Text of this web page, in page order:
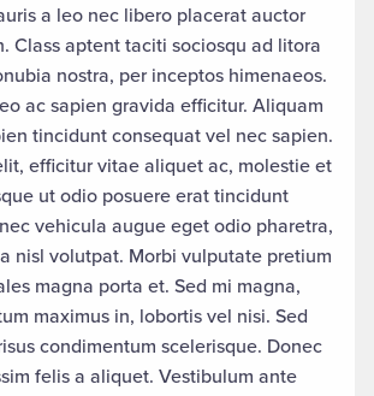
a leo nec libero placerat auctor
Class aptent taciti sociosqu ad litora
nostra, per inceptos himenaeos.
ac sapien gravida efficitur. Aliquam
tincidunt consequat vel nec sapien.
efficitur vitae aliquet ac, molestie et
ut odio posuere erat tincidunt
vehicula augue eget odio pharetra,
nisl volutpat. Morbi vulputate pretium
magna porta et. Sed mi magna,
maximus in, lobortis vel nisi. Sed
condimentum scelerisque. Donec
felis a aliquet. Vestibulum ante